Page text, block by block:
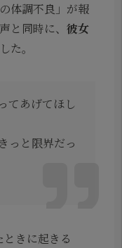
体調不良」が報
と同時に、 彼女
た。
てあげてほし
っと限界だっ
きに起きる